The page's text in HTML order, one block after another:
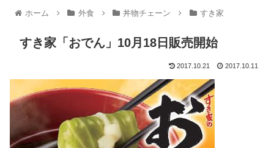
ホーム 外食 丼物チェーン すき家
すき家「おでん」10月18日販売開始
2017.10.21 2017.10.11